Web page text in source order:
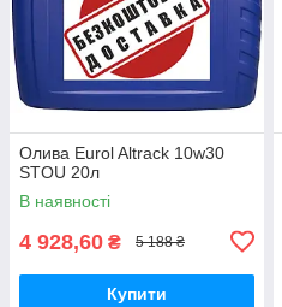
Олива Eurol Altrack 10w30
STOU 20л
В наявності
4 928,60 ₴ 5 188 ₴
Купити